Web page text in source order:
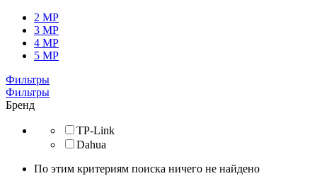
2 MP
3 MP
4 MP
5 MP
Фильтры
Фильтры
Бренд
TP-Link
Dahua
По этим критериям поиска ничего не найдено